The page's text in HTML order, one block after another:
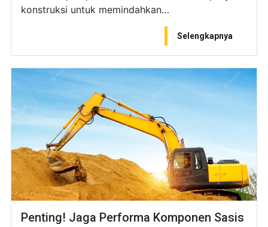
konstruksi untuk memindahkan…
Selengkapnya
Penting! Jaga Performa Komponen Sasis